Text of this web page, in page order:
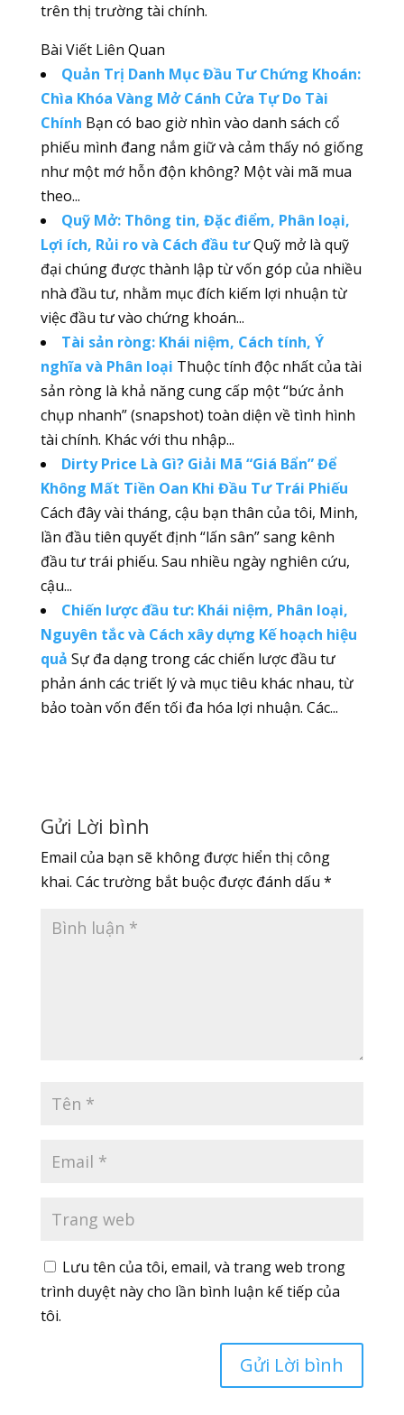
trên thị trường tài chính.
Bài Viết Liên Quan
Quản Trị Danh Mục Đầu Tư Chứng Khoán:
Chìa Khóa Vàng Mở Cánh Cửa Tự Do Tài
Chính Bạn có bao giờ nhìn vào danh sách cổ
phiếu mình đang nắm giữ và cảm thấy nó giống
như một mớ hỗn độn không? Một vài mã mua
theo...
Quỹ Mở: Thông tin, Đặc điểm, Phân loại,
Lợi ích, Rủi ro và Cách đầu tưQuỹ mở là quỹ
đại chúng được thành lập từ vốn góp của nhiều
nhà đầu tư, nhằm mục đích kiếm lợi nhuận từ
việc đầu tư vào chứng khoán...
Tài sản ròng: Khái niệm, Cách tính, Ý
nghĩa và Phân loại Thuộc tính độc nhất của tài
sản ròng là khả năng cung cấp một “bức ảnh
chụp nhanh” (snapshot) toàn diện về tình hình
tài chính. Khác với thu nhập...
Dirty Price Là Gì? Giải Mã “Giá Bẩn” Để
Không Mất Tiền Oan Khi Đầu Tư Trái Phiếu
Cách đây vài tháng, cậu bạn thân của tôi, Minh,
lần đầu tiên quyết định “lấn sân” sang kênh
đầu tư trái phiếu. Sau nhiều ngày nghiên cứu,
cậu...
Chiến lược đầu tư: Khái niệm, Phân loại,
Nguyên tắc và Cách xây dựng Kế hoạch hiệu
quả Sự đa dạng trong các chiến lược đầu tư
phản ánh các triết lý và mục tiêu khác nhau, từ
bảo toàn vốn đến tối đa hóa lợi nhuận. Các...
Gửi Lời bình
Email của bạn sẽ không được hiển thị công
khai. Các trường bắt buộc được đánh dấu *
Lưu tên của tôi, email, và trang web trong
trình duyệt này cho lần bình luận kế tiếp của
tôi.